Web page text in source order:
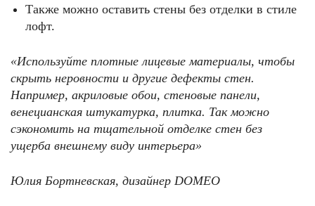
Также можно оставить стены без отделки в стиле
лофт.
«Используйте плотные лицевые материалы, чтобы
скрыть неровности и другие дефекты стен.
Например, акриловые обои, стеновые панели,
венецианская штукатурка, плитка. Так можно
сэкономить на тщательной отделке стен без
ущерба внешнему виду интерьера»
Юлия Бортневская, дизайнер DOMEO